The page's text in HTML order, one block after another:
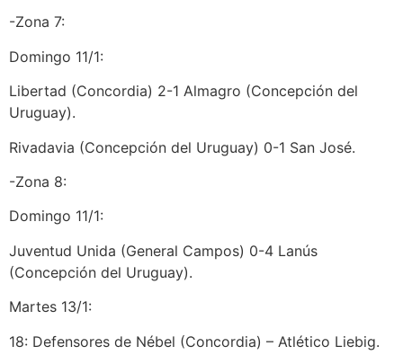
-Zona 7:
Domingo 11/1:
Libertad (Concordia) 2-1 Almagro (Concepción del
Uruguay).
Rivadavia (Concepción del Uruguay) 0-1 San José.
-Zona 8:
Domingo 11/1:
Juventud Unida (General Campos) 0-4 Lanús
(Concepción del Uruguay).
Martes 13/1:
18: Defensores de Nébel (Concordia) – Atlético Liebig.